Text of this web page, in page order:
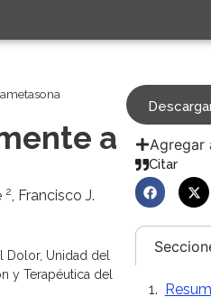
a
2, Francisco J.
Dolor, Unidad del
y Terapéutica del
Agregar
Citar